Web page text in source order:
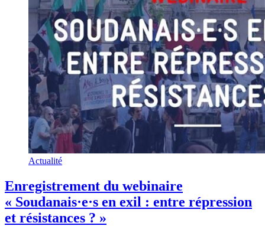
Actualité
Enregistrement du webinaire
« Soudanais·e·s en exil : entre répression
et résistances ? »